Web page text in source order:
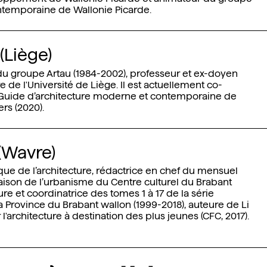
de Wallonie Picarde.
groupe Artau (1984-2002), professeur et ex-doyen
de l'Université de Liège. Il est actuellement co-
d’architecture moderne et contemporaine de
(2020).
de l’architecture, rédactrice en chef du mensuel
de l’urbanisme du Centre culturel du Brabant
et coordinatrice des tomes 1 à 17 de la série
du Brabant wallon (1999-2018), auteure de Li
à destination des plus jeunes (CFC, 2017).